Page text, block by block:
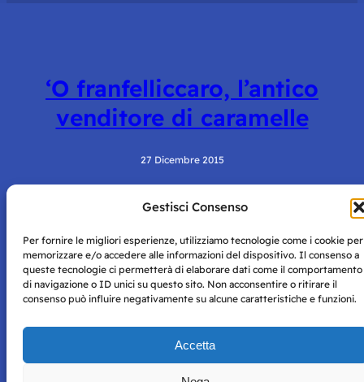
Gestisci Consenso
Per fornire le migliori esperienze, utilizziamo tecnologie come i cookie per
memorizzare e/o accedere alle informazioni del dispositivo. Il consenso a
queste tecnologie ci permetterà di elaborare dati come il comportamento
di navigazione o ID unici su questo sito. Non acconsentire o ritirare il
consenso può influire negativamente su alcune caratteristiche e funzioni.
Accetta
‘O franfelliccaro, l’antico
venditore di caramelle
27 Dicembre 2015
Napoli con autorizzazione numero 38 del 25/9/2019.
Tutte le immagini e i contenuti su questo sito sono forniti